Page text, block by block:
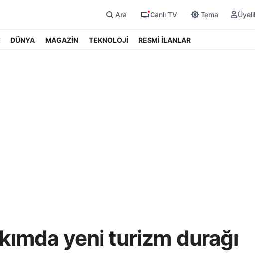
Ara Canlı TV Tema
DÜNYA MAGAZİN TEKNOLOJİ RESMİ İLANLAR
yeni turizm durağı